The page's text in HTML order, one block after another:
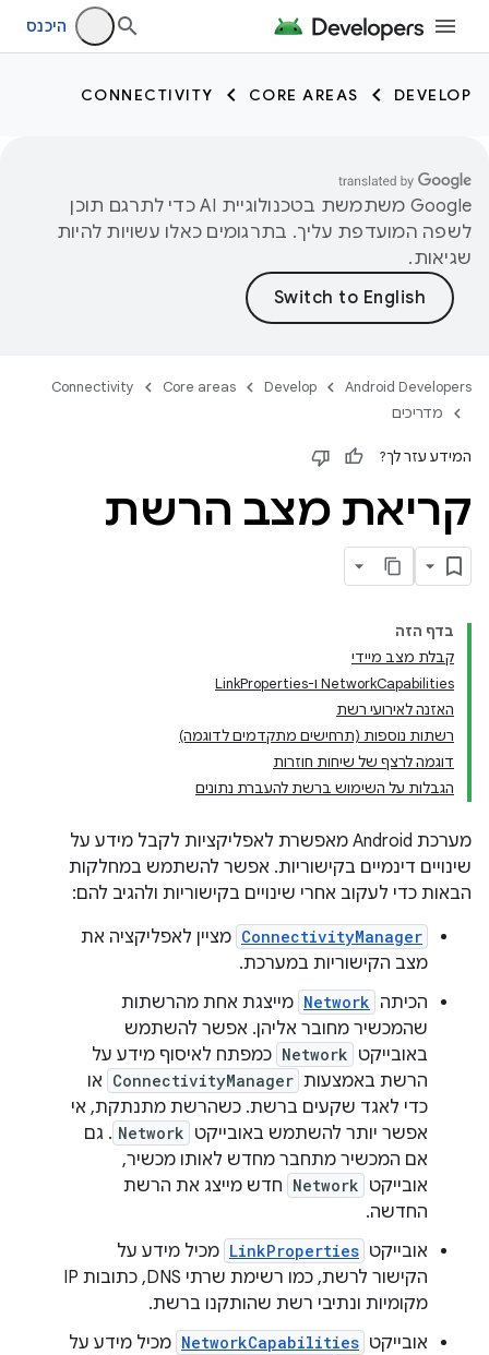
היכנס
DEVELOP
CORE AREAS
CONNECTIVITY
‫Google משתמשת בטכנולוגיית AI כדי לתרגם תוכן
לשפה המועדפת עליך. בתרגומים כאלו עשויות להיות
שגיאות.
Android Developers
Develop
Core areas
Connectivity
מדריכים
המידע עזר לך?
קריאת מצב הרשת
בדף הזה
קבלת מצב מיידי
NetworkCapabilities ו-LinkProperties
האזנה לאירועי רשת
רשתות נוספות (תרחישים מתקדמים לדוגמה)
דוגמה לרצף של שיחות חוזרות
הגבלות על השימוש ברשת להעברת נתונים
מערכת Android מאפשרת לאפליקציות לקבל מידע על
שינויים דינמיים בקישוריות. אפשר להשתמש במחלקות
הבאות כדי לעקוב אחרי שינויים בקישוריות ולהגיב להם:
ConnectivityManager מציין לאפליקציה את
מצב הקישוריות במערכת.
הכיתה Network מייצגת אחת מהרשתות
שהמכשיר מחובר אליהן. אפשר להשתמש
באובייקט Network כמפתח לאיסוף מידע על
הרשת באמצעות ConnectivityManager או
כדי לאגד שקעים ברשת. כשהרשת מתנתקת, אי
אפשר יותר להשתמש באובייקט Network . גם
אם המכשיר מתחבר מחדש לאותו מכשיר,
אובייקט Network חדש מייצג את הרשת
החדשה.
אובייקט LinkProperties מכיל מידע על
הקישור לרשת, כמו רשימת שרתי DNS, כתובות IP
מקומיות ונתיבי רשת שהותקנו ברשת.
אובייקט NetworkCapabilities מכיל מידע על